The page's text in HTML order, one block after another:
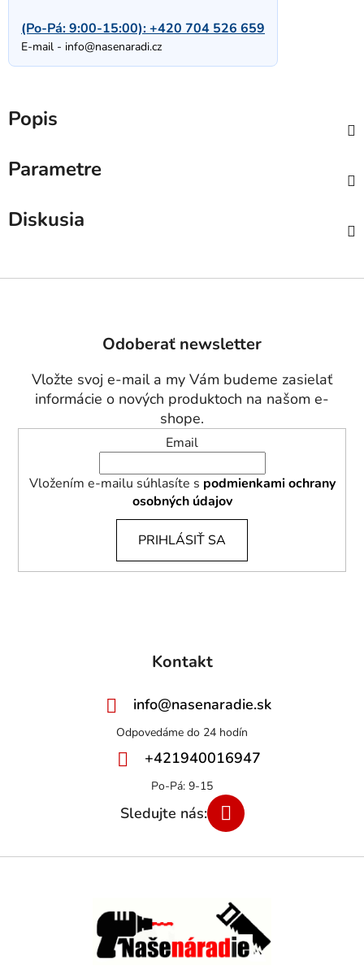
(Po-Pá: 9:00-15:00):+420 704 526 659
E-mail - info@nasenaradi.cz
Popis
Parametre
Diskusia
Odoberať newsletter
Vložte svoj e-mail a my Vám budeme zasielať
informácie o nových produktoch na našom e-
shope.
Email
Vložením e-mailu súhlasíte s podmienkami ochrany
osobných údajov
PRIHLÁSIŤ SA
Kontakt
info@nasenaradie.sk
+421940016947